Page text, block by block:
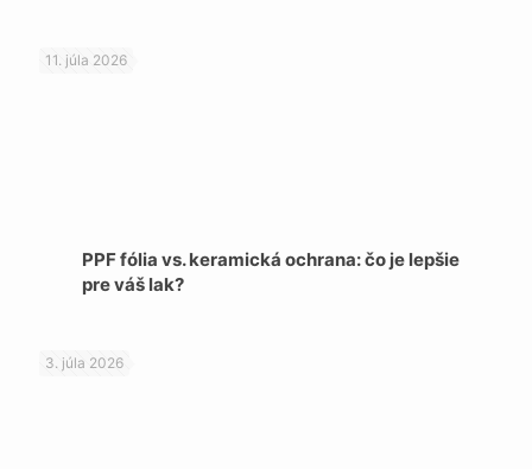
11. júla 2026
PPF fólia vs. keramická ochrana: čo je lepšie
pre váš lak?
3. júla 2026